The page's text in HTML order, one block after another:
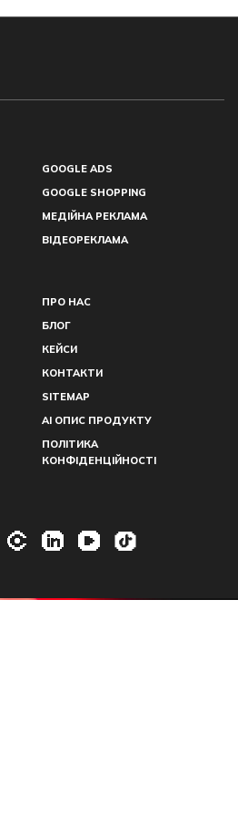
GOOGLE ADS
GOOGLE SHOPPING
МЕДІЙНА РЕКЛАМА
ВІДЕОРЕКЛАМА
ПРО НАС
БЛОГ
КЕЙСИ
КОНТАКТИ
SITEMAP
AI ОПИС ПРОДУКТУ
ПОЛІТИКА
КОНФІДЕНЦІЙНОСТІ